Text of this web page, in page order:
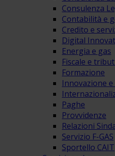
Consulenza
Contabilità e
Credito e
Digital
Energia e gas
Fiscale e
Formazione
Innovazione
Paghe
Provvidenze
Relazioni
Servizio F-GAS
Sportello CAIT